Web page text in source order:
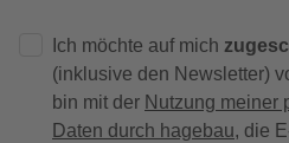
Ich möchte auf mich
(inklusive den Newsletter)
bin mit der Nutzung meiner
Daten durch hagebau, die